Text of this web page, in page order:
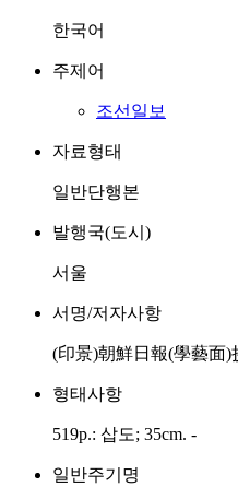
한국어
주제어
조선일보
자료형태
일반단행본
발행국(도시)
서울
서명/저자사항
(印景)朝鮮日報(學藝面)
형태사항
519p.: 삽도; 35cm. -
일반주기명